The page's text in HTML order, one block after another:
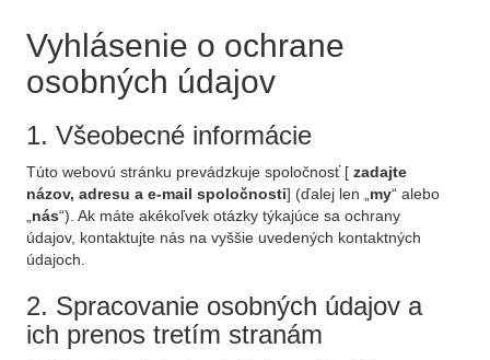
Vyhlásenie o ochrane
osobných údajov
1. Všeobecné informácie
Túto webovú stránku prevádzkuje spoločnosť [ zadajte
názov, adresu a e-mail spoločnosti] (ďalej len „ my“ alebo
nás“). Ak máte akékoľvek otázky týkajúce sa ochrany
údajov, kontaktujte nás na vyššie uvedených kontaktných
údajoch.
2. Spracovanie osobných údajov a
ich prenos tretím stranám